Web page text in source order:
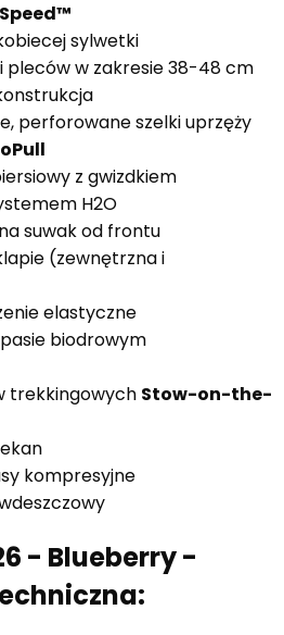
sylwetki
pleców w zakresie 38-48 cm
perforowane szelki uprzęży
z gwizdkiem
H2O
suwak od frontu
(zewnętrzna i
elastyczne
biodrowym
trekkingowych Stow-on-the-
kompresyjne
- Blueberry -